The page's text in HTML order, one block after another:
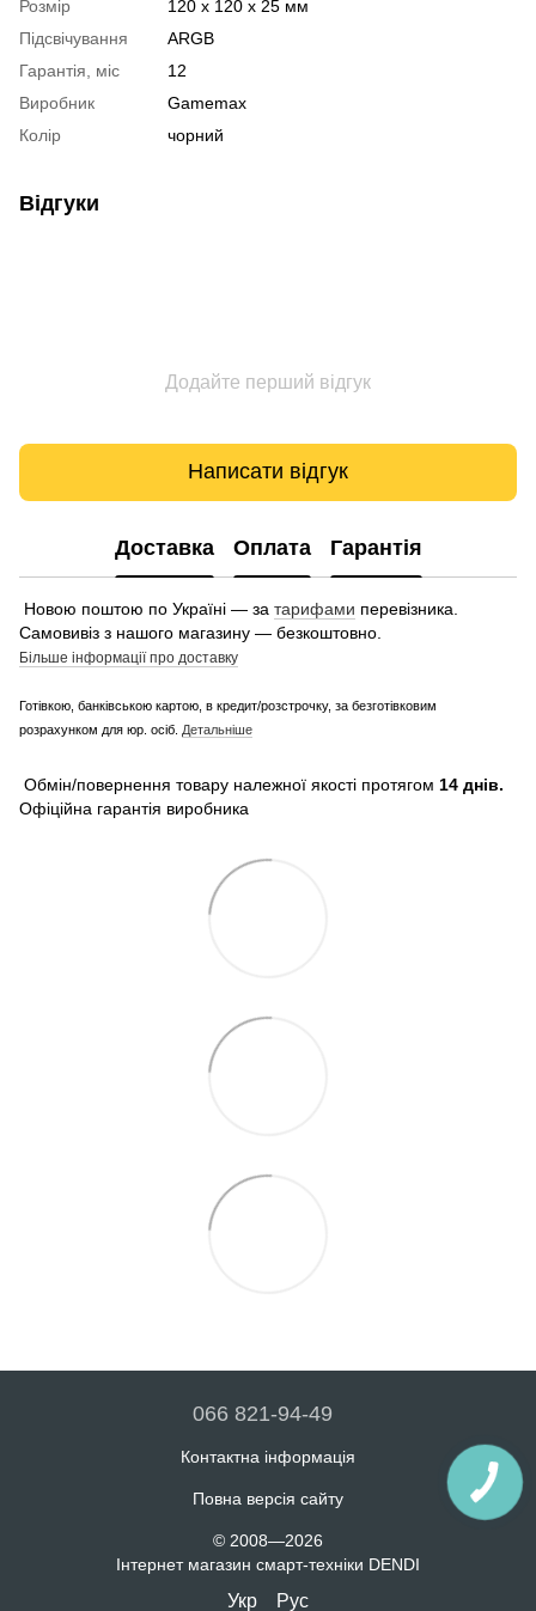
Розмір
120 х 120 х 25 мм
Підсвічування
ARGB
Гарантія, міс
12
Виробник
Gamemax
Колір
чорний
Відгуки
Додайте перший відгук
Написати відгук
Доставка Оплата Гарантія
Новою поштою по Україні — за тарифами перевізника.
Самовивіз з нашого магазину — безкоштовно.
Більше інформації про доставку
Готівкою, банківською картою, в кредит/розстрочку, за безготівковим
розрахунком для юр. осіб. Детальніше
Обмін/повернення товару належної якості протягом 14 днів.
Офіційна гарантія виробника
066 821-94-49
Контактна інформація
Повна версія сайту
© 2008—2026
Інтернет магазин смарт-техніки DENDI
Укр Рус